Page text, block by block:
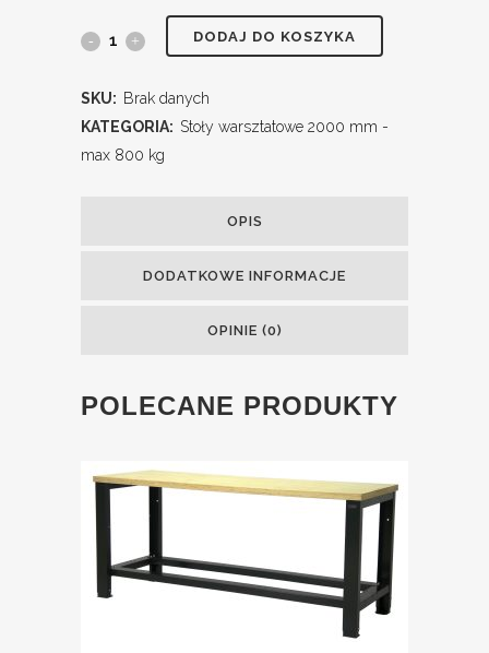
DODAJ DO KOSZYKA
SKU: Brak danych
KATEGORIA: Stoły warsztatowe 2000 mm -
max 800 kg
OPIS
DODATKOWE INFORMACJE
OPINIE (0)
POLECANE PRODUKTY